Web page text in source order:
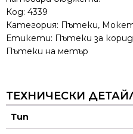
Код: 4339
Категория: Пътеки,
Етикети: Пътеки за
Пътеки на метър
ТЕХНИЧЕСКИ
Тип